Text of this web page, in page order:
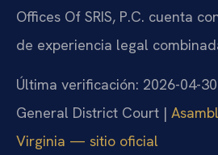
Offices Of SRIS, P.C. cuenta
de experiencia legal
Última verificación: 2026-04-
General District Court |
Virginia — sitio oficial